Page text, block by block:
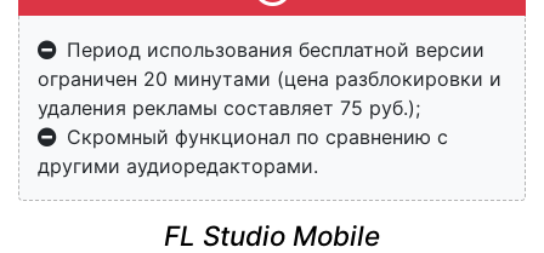
Период использования бесплатной версии
ограничен 20 минутами (цена разблокировки и
удаления рекламы составляет 75 руб.);
Скромный функционал по сравнению с
другими аудиоредакторами.
FL Studio Mobile